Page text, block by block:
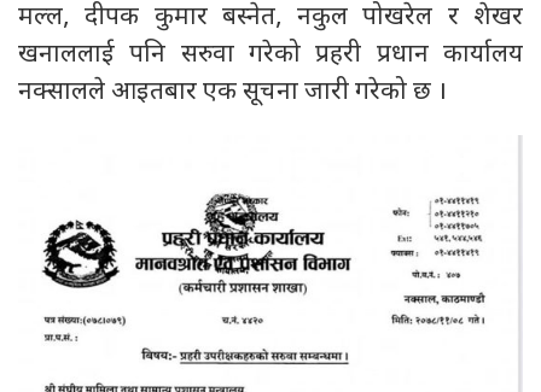
मल्ल, दीपक कुमार बस्नेत, नकुल पोखरेल र शेखर
खनाललाई पनि सरुवा गरेको प्रहरी प्रधान कार्यालय
नक्सालले आइतबार एक सूचना जारी गरेको छ ।